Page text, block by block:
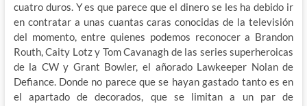
cuatro duros. Y es que parece que el dinero se les ha debido ir
en contratar a unas cuantas caras conocidas de la televisión
del momento, entre quienes podemos reconocer a Brandon
Routh, Caity Lotz y Tom Cavanagh de las series superheroicas
de la CW y Grant Bowler, el añorado Lawkeeper Nolan de
Defiance. Donde no parece que se hayan gastado tanto es en
el apartado de decorados, que se limitan a un par de